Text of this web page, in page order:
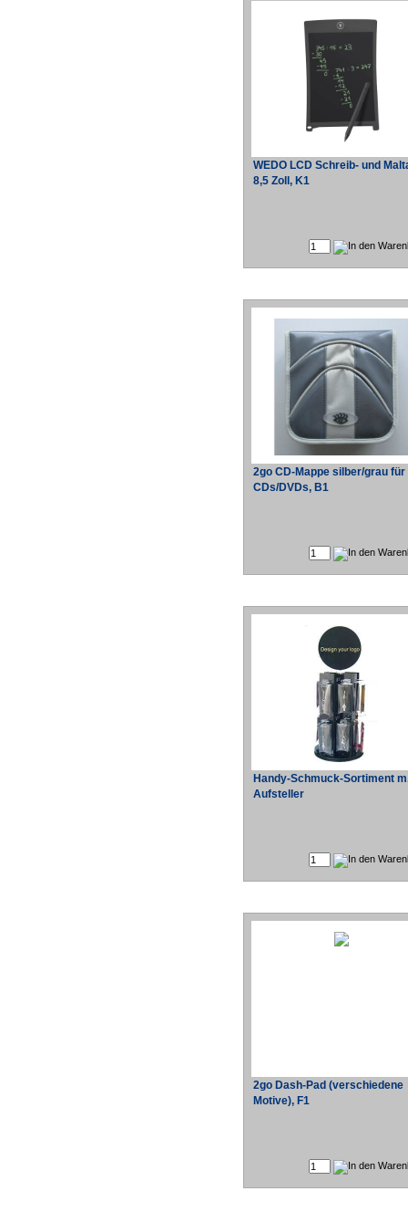
WEDO LCD Schreib- und
8,5 Zoll, K1
2go CD-Mappe silber/grau für
CDs/DVDs, B1
Handy-Schmuck-Sortiment
Aufsteller
2go Dash-Pad (verschiedene
Motive), F1